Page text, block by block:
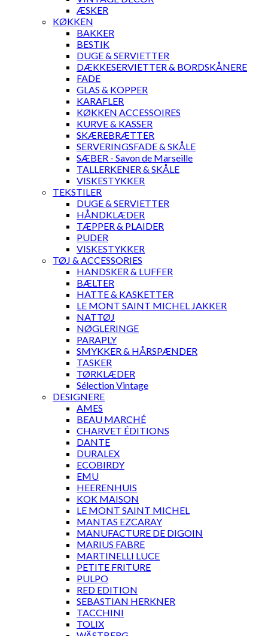
ÆSKER
KØKKEN
BAKKER
BESTIK
DUGE & SERVIETTER
DÆKKESERVIETTER & BORDSKÅNERE
FADE
GLAS & KOPPER
KARAFLER
KØKKEN ACCESSOIRES
KURVE & KASSER
SKÆREBRÆTTER
SERVERINGSFADE & SKÅLE
SÆBER - Savon de Marseille
TALLERKENER & SKÅLE
VISKESTYKKER
TEKSTILER
DUGE & SERVIETTER
HÅNDKLÆDER
TÆPPER & PLAIDER
PUDER
VISKESTYKKER
TØJ & ACCESSORIES
HANDSKER & LUFFER
BÆLTER
HATTE & KASKETTER
LE MONT SAINT MICHEL JAKKER
NATTØJ
NØGLERINGE
PARAPLY
SMYKKER & HÅRSPÆNDER
TASKER
TØRKLÆDER
Sélection Vintage
DESIGNERE
AMES
BEAU MARCHÉ
CHARVET ÉDITIONS
DANTE
DURALEX
ECOBIRDY
EMU
HEERENHUIS
KOK MAISON
LE MONT SAINT MICHEL
MANTAS EZCARAY
MANUFACTURE DE DIGOIN
MARIUS FABRE
MARTINELLI LUCE
PETITE FRITURE
PULPO
RED EDITION
SEBASTIAN HERKNER
TACCHINI
TOLIX